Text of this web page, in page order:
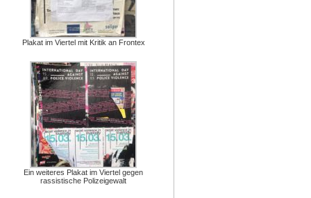
Plakat im Viertel mit Kritik an Frontex
Ein weiteres Plakat im Viertel gegen
rassistische Polizeigewalt